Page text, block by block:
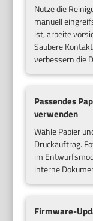
Nutze die
manuell
ist, arbeite
Saubere
verbessern die
Passendes
verwenden
Wähle Papier
Druckauftrag.
im
interne
Firmware-